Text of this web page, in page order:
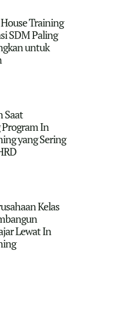
Training
SDM Paling
untuk
Saat
In
yang Sering
Kelas
Lewat In